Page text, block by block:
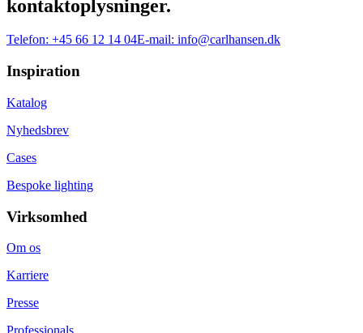
kontaktoplysninger.
Telefon: +45 66 12 14 04E-mail: info@carlhansen.dk
Inspiration
Katalog
Nyhedsbrev
Cases
Bespoke lighting
Virksomhed
Om os
Karriere
Presse